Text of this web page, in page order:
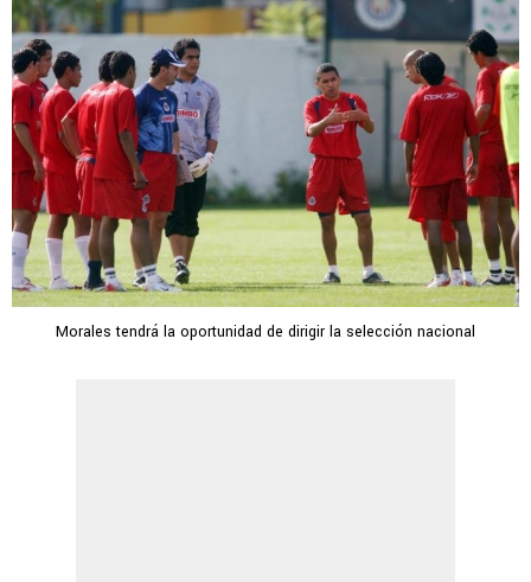
Morales tendrá la oportunidad de dirigir la selección nacional